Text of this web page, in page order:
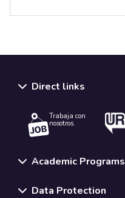
Direct links
Trabaja con
nosotros.
Academic Programs
Data Protection